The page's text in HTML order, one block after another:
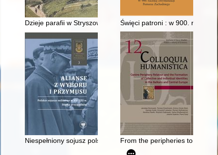
Dzieje parafii w Stryszowie : od początków do 1848 roku
Święci patroni : w 900.
Niespełniony sojusz polsko-sowiecki z 1941 r. : wokół
From the peripheries to the